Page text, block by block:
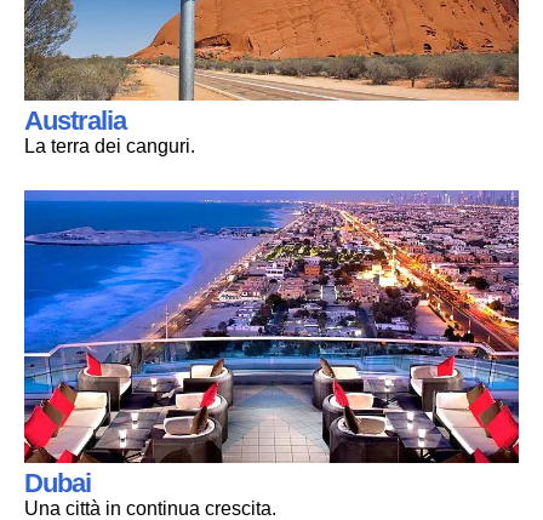
Australia
La terra dei canguri.
Dubai
Una città in continua crescita.